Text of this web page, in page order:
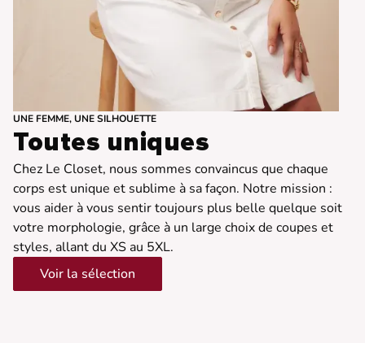
UNE FEMME, UNE SILHOUETTE
Toutes uniques
Chez Le Closet, nous sommes convaincus que chaque
corps est unique et sublime à sa façon. Notre mission :
vous aider à vous sentir toujours plus belle quelque soit
votre morphologie, grâce à un large choix de coupes et
styles, allant du XS au 5XL.
Voir la sélection